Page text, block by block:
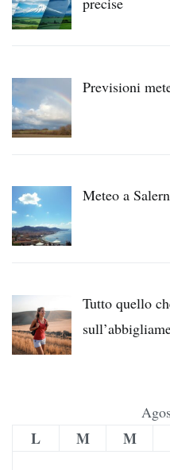
Previsioni
Meteo a
Tutto quello
L M M